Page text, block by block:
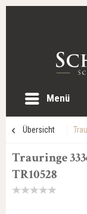
Menü
Übersicht
Trauringe
TR10528